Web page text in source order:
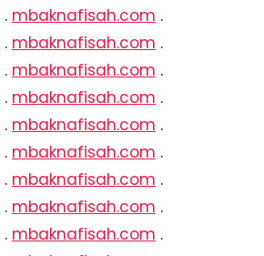
. mbaknafisah.com .
. mbaknafisah.com .
. mbaknafisah.com .
. mbaknafisah.com .
. mbaknafisah.com .
. mbaknafisah.com .
. mbaknafisah.com .
. mbaknafisah.com .
. mbaknafisah.com .